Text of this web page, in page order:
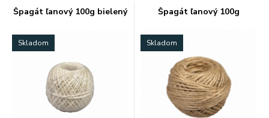
Špagát ľanový 100g bielený
Skladom
Špagát ľanový 100g
Skladom